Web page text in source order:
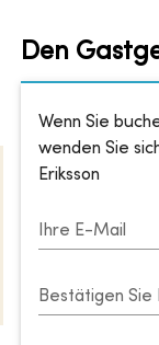
Den
Wenn Sie
wenden Sie
Eriksson
Ihre E-Mail
Bestätigen